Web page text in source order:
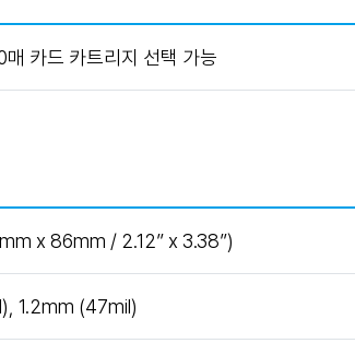
카드 카트리지 선택 가능
x 86mm / 2.12” x 3.38”)
1.2mm (47mil)